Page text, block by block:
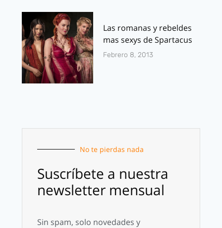
Las romanas y rebeldes
mas sexys de Spartacus
Febrero 8, 2013
No te pierdas nada
Suscríbete a nuestra
newsletter mensual
Sin spam, solo novedades y